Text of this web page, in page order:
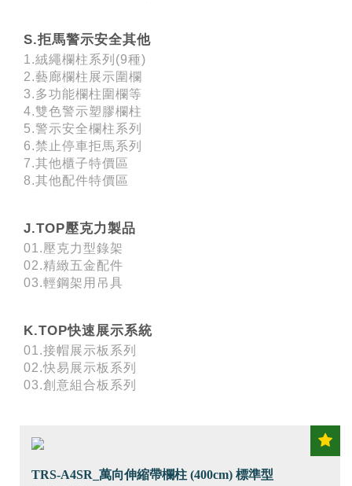
S.拒馬警示安全其他
1.絨繩欄柱系列(9種)
2.藝廊欄柱展示圍欄
3.多功能欄柱圍欄等
4.雙色警示塑膠欄柱
5.警示安全欄柱系列
6.禁止停車拒馬系列
7.其他櫃子特價區
8.其他配件特價區
J.TOP壓克力製品
01.壓克力型錄架
02.精緻五金配件
03.輕鋼架用吊具
K.TOP快速展示系統
01.接帽展示板系列
02.快易展示板系列
03.創意組合板系列
TRS-A4SR_萬向伸縮帶欄柱 (400cm) 標準型